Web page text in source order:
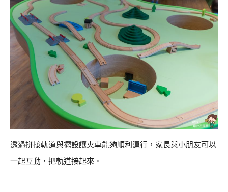
透過拼接軌道與擺設讓火車能夠順利運行，家長與小朋友可以
一起互動，把軌道接起來。